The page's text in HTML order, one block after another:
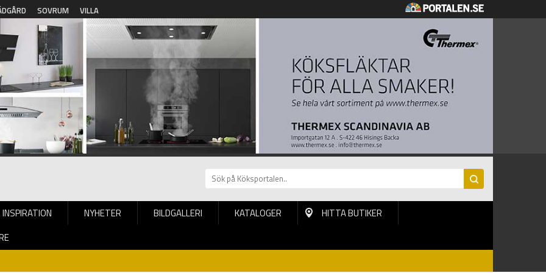
SOVRUM VILLA
INSPIRATION NYHETER BILDGALLERI KATALOGER
HITTA BUTIKER